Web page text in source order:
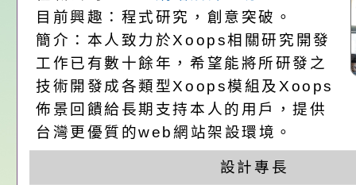
畫」一案， 請教師
請，請查照。
年度祖孫樂淘桃－祖
祝活動」海報電子檔
位協助鼓勵所屬同仁
關（構）、學校、
轉知有關銓敘部建置
員退休所得重審後實
算器」，公立學校退
「2026桃園市孔廟
動—儒門初開 智慧
桃園市政府家庭教育
家8月課程資訊」、
轉知內政部函以，
目前興趣：程式研究，創意突破。
簡介：本人致力於Xoops相關研究開發
工作已有數十餘年，希望能將所研發之
技術開發成各類型Xoops模組及Xoops
佈景回饋給長期支持本人的用戶，提供
台灣更優質的web網站架設環境。
設計專長